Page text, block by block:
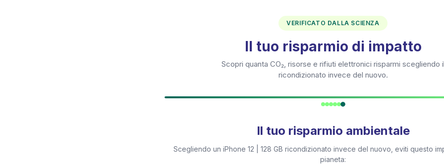
VERIFICATO DALLA SCIENZA
Il tuo risparmio di impatto
Scopri quanta CO₂, risorse e rifiuti elettronici risparmi scegliendo il
ricondizionato invece del nuovo.
Il tuo risparmio ambientale
Scegliendo un iPhone 12 | 128 GB ricondizionato invece del nuovo, eviti questo
pianeta: